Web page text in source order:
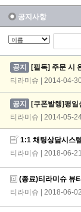
공지사항
공지 [필독] 주문 시
티라미슈 | 2014-04-
공지 [쿠폰발행]평일
티라미슈 | 2014-05-
1:1 채팅상담시스
티라미슈 | 2018-06-21
(종료)티라미슈 뷰
티라미슈 | 2018-06-02